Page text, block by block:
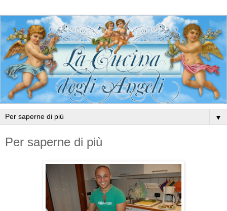
▼
Per saperne di più